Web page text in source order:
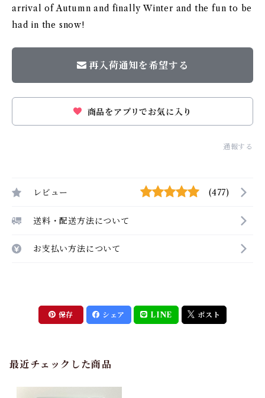
arrival of Autumn and finally Winter and the fun to be
had in the snow!
再入荷通知を希望する
商品をアプリでお気に入り
通報する
レビュー (477)
送料・配送方法について
お支払い方法について
保存 シェア LINE ポスト
最近チェックした商品